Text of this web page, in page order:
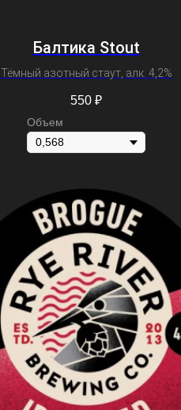
Балтика Stout
Тёмный азотный стаут, алк. 4,2%
550 ₽
Объем